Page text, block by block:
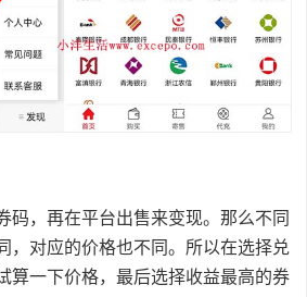
码，再在平台出售来变现。那么不同
，对应的价格也不同。所以在选择兑
算一下价格，最后选择收益最高的券